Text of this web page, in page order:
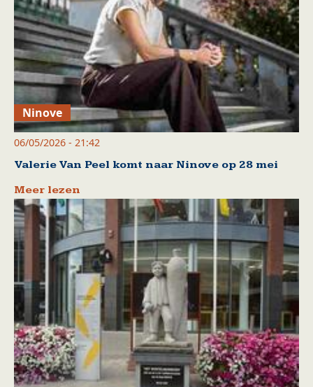
Ninove
06/05/2026 - 21:42
Valerie Van Peel komt naar Ninove op 28 mei
Meer lezen